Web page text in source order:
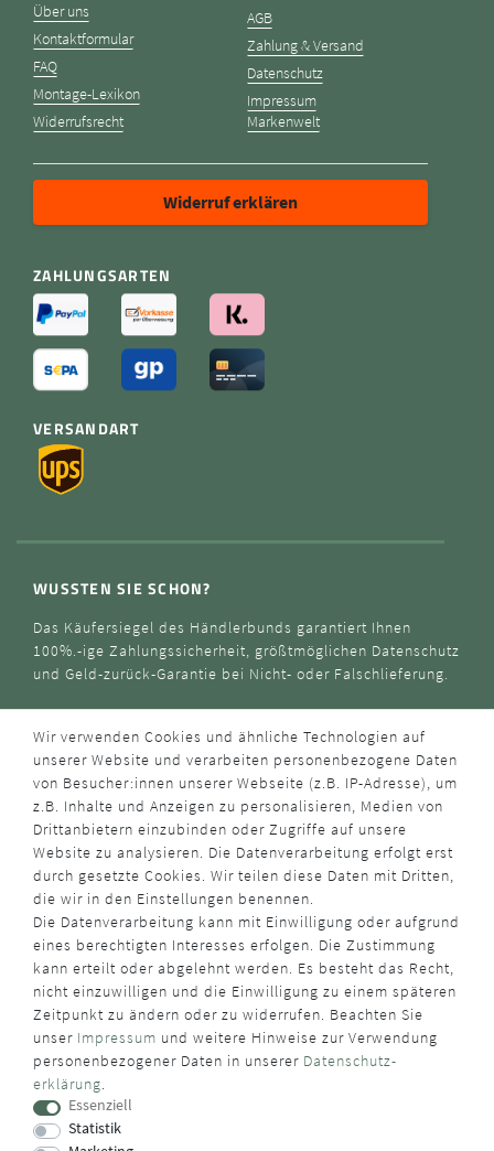
Über uns
Kontaktformular
FAQ
Montage-Lexikon
Widerrufsrecht
AGB
Zahlung & Versand
Datenschutz
Impressum
Markenwelt
Widerruf erklären
ZAHLUNGSARTEN
VERSANDART
WUSSTEN SIE SCHON?
Das Käufersiegel des Händlerbunds garantiert Ihnen
100%.-ige Zahlungssicherheit, größtmöglichen Datenschutz
und Geld-zurück-Garantie bei Nicht- oder Falschlieferung.
Wir verwenden Cookies und ähnliche Technologien auf
unserer Website und verarbeiten personenbezogene Daten
von Besucher:innen unserer Webseite (z.B. IP-Adresse), um
z.B. Inhalte und Anzeigen zu personalisieren, Medien von
Drittanbietern einzubinden oder Zugriffe auf unsere
Website zu analysieren. Die Datenverarbeitung erfolgt erst
durch gesetzte Cookies. Wir teilen diese Daten mit Dritten,
die wir in den Einstellungen benennen.
Die Datenverarbeitung kann mit Einwilligung oder aufgrund
eines berechtigten Interesses erfolgen. Die Zustimmung
kann erteilt oder abgelehnt werden. Es besteht das Recht,
nicht einzuwilligen und die Einwilligung zu einem späteren
Zeitpunkt zu ändern oder zu widerrufen. Beachten Sie
unser Impressum und weitere Hinweise zur Verwendung
personenbezogener Daten in unserer Daten­schutz­
erklärung.
Essenziell
Statistik